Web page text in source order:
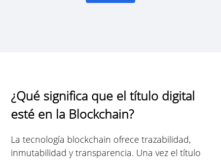
¿Qué significa que el título digital
esté en la Blockchain?
La tecnología blockchain ofrece trazabilidad,
inmutabilidad y transparencia. Una vez el título